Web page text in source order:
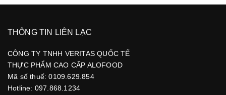
THÔNG TIN LIÊN LẠC
CÔNG TY TNHH VERITAS QUỐC TẾ
THỰC PHẨM CAO CẤP ALOFOOD
Mã số thuế: 0109.629.854
Hotline: 097.868.1234